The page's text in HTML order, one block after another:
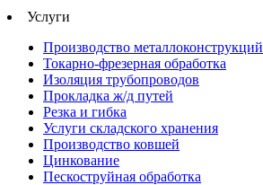
Услуги
Производство металлоконструкций
Токарно-фрезерная обработка
Изоляция трубопроводов
Прокладка ж/д путей
Резка и гибка
Услуги складского хранения
Производство ковшей
Цинкование
Пескоструйная обработка